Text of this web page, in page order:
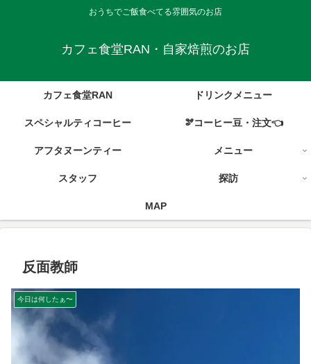
おうちでご飯食べてる雰囲気のお店
カフェ食堂RAN・自家焙煎のお店
カフェ食堂RAN ドリンクメニュー
スペシャルティコーヒー 🫘コーヒー豆・注文👈
アフタヌーンティー メニュー
スタッフ 探訪
MAP
反面教師
今日は何したぁ〜